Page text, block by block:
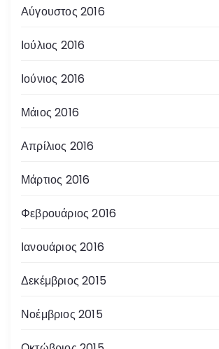
Αύγουστος 2016
Ιούλιος 2016
Ιούνιος 2016
Μάιος 2016
Απρίλιος 2016
Μάρτιος 2016
Φεβρουάριος 2016
Ιανουάριος 2016
Δεκέμβριος 2015
Νοέμβριος 2015